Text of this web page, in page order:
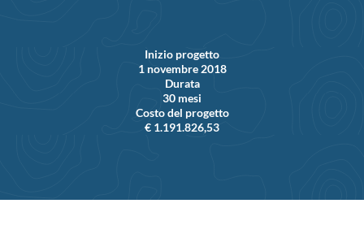
Inizio progetto
1 novembre 2018
Durata
30 mesi
Costo del progetto
€ 1.191.826,53